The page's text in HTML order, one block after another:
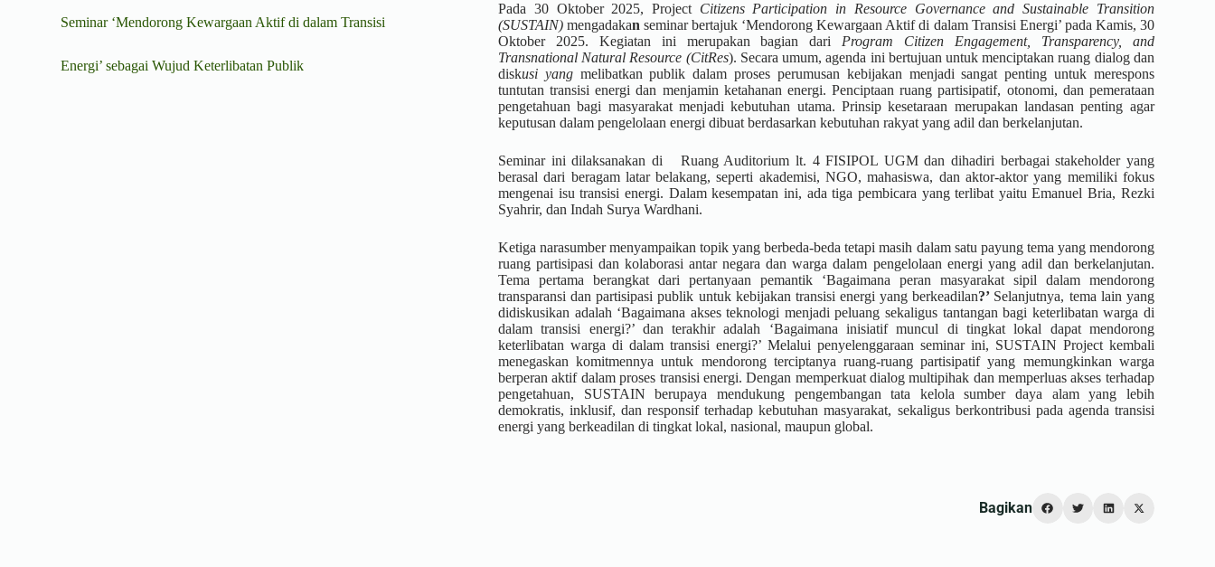
Seminar ‘Mendorong Kewargaan Aktif di dalam Transisi
Energi’ sebagai Wujud Keterlibatan Publik
Pada 30 Oktober 2025, Project Citizens Participation in Resource Governance and Sustainable Transition
(SUSTAIN) mengadakanseminar bertajuk ‘Mendorong Kewargaan Aktif di dalam Transisi Energi’ pada Kamis, 30
Oktober 2025. Kegiatan ini merupakan bagian dari Program Citizen Engagement, Transparency, and
Transnational Natural Resource (CitRes). Secara umum, agenda ini bertujuan untuk menciptakan ruang dialog dan
diskusi yang melibatkan publik dalam proses perumusan kebijakan menjadi sangat penting untuk merespons
tuntutan transisi energi dan menjamin ketahanan energi. Penciptaan ruang partisipatif, otonomi, dan pemerataan
pengetahuan bagi masyarakat menjadi kebutuhan utama. Prinsip kesetaraan merupakan landasan penting agar
keputusan dalam pengelolaan energi dibuat berdasarkan kebutuhan rakyat yang adil dan berkelanjutan.
Seminar ini dilaksanakan di Ruang Auditorium lt. 4 FISIPOL UGM dan dihadiri berbagai stakeholder yang
berasal dari beragam latar belakang, seperti akademisi, NGO, mahasiswa, dan aktor-aktor yang memiliki fokus
mengenai isu transisi energi. Dalam kesempatan ini, ada tiga pembicara yang terlibat yaitu Emanuel Bria, Rezki
Syahrir, dan Indah Surya Wardhani.
Ketiga narasumber menyampaikan topik yang berbeda-beda tetapi masih dalam satu payung tema yang mendorong
ruang partisipasi dan kolaborasi antar negara dan warga dalam pengelolaan energi yang adil dan berkelanjutan.
Tema pertama berangkat dari pertanyaan pemantik ‘Bagaimana peran masyarakat sipil dalam mendorong
transparansi dan partisipasi publik untuk kebijakan transisi energi yang berkeadilan?’ Selanjutnya, tema lain yang
didiskusikan adalah ‘Bagaimana akses teknologi menjadi peluang sekaligus tantangan bagi keterlibatan warga di
dalam transisi energi?’ dan terakhir adalah ‘Bagaimana inisiatif muncul di tingkat lokal dapat mendorong
keterlibatan warga di dalam transisi energi?’ Melalui penyelenggaraan seminar ini, SUSTAIN Project kembali
menegaskan komitmennya untuk mendorong terciptanya ruang-ruang partisipatif yang memungkinkan warga
berperan aktif dalam proses transisi energi. Dengan memperkuat dialog multipihak dan memperluas akses terhadap
pengetahuan, SUSTAIN berupaya mendukung pengembangan tata kelola sumber daya alam yang lebih
demokratis, inklusif, dan responsif terhadap kebutuhan masyarakat, sekaligus berkontribusi pada agenda transisi
energi yang berkeadilan di tingkat lokal, nasional, maupun global.
Bagikan